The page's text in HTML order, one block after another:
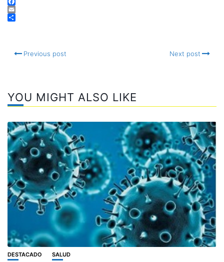
Telegram
Facebook
Email
Previous post Next post
YOU MIGHT ALSO LIKE
DESTACADO SALUD